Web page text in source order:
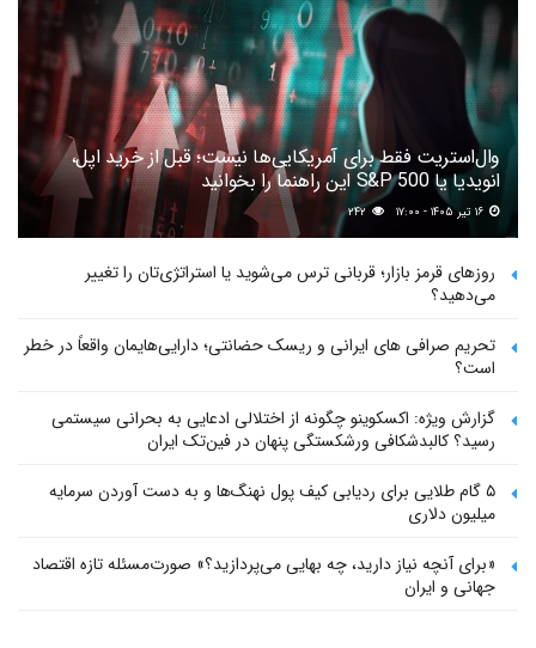
وال‌استریت فقط برای آمریکایی‌ها نیست؛ قبل از خرید اپل،
انویدیا یا S&P 500 این راهنما را بخوانید
۲۴۲
روزهای قرمز بازار؛ قربانی ترس می‌شوید یا استراتژی‌تان را تغییر
می‌دهید؟
تحریم صرافی های ایرانی و ریسک حضانتی؛ دارایی‌هایمان واقعاً در خطر
است؟
گزارش ویژه: اکسکوینو چگونه از اختلالی ادعایی به بحرانی سیستمی
رسید؟ کالبدشکافی ورشکستگی پنهان در فین‌تک ایران
۵ گام طلایی برای ردیابی کیف پول‌ نهنگ‌ها و به دست آوردن سرمایه
میلیون دلاری
«برای آنچه نیاز دارید، چه بهایی می‌پردازید؟» صورت‌مسئله تازه اقتصاد
جهانی و ایران